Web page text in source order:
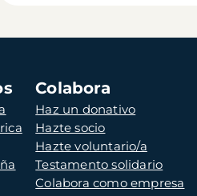
Colabora
Haz un donativo
Hazte socio
Hazte voluntario/a
Testamento solidario
Colabora como empresa